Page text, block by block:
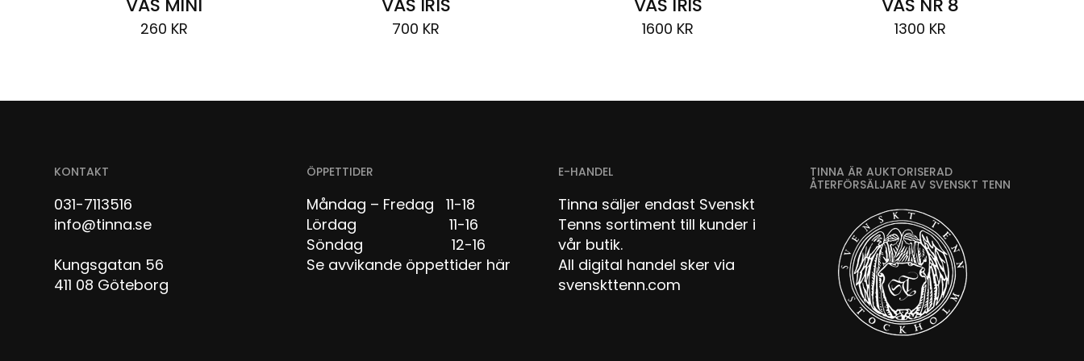
VAS MINI
260 KR
VAS IRIS
700 KR
VAS IRIS
1600 KR
VAS NR 8
1300 KR
KONTAKT
031-7113516
info@tinna.se
Kungsgatan 56
411 08 Göteborg
ÖPPETTIDER
Måndag – Fredag 11-18
Lördag 11-16
Söndag 12-16
Se avvikande öppettider här
E-HANDEL
Tinna säljer endast Svenskt
Tenns sortiment till kunder i
vår butik.
All digital handel sker via
svenskttenn.com
TINNA ÄR AUKTORISERAD
ÅTERFÖRSÄLJARE AV SVENSKT TENN